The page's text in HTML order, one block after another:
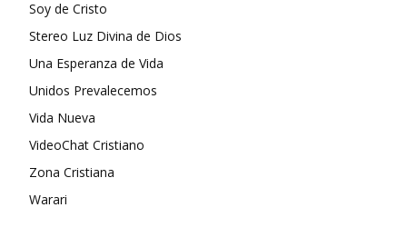
Soy de Cristo
Stereo Luz Divina de Dios
Una Esperanza de Vida
Unidos Prevalecemos
Vida Nueva
VideoChat Cristiano
Zona Cristiana
Warari